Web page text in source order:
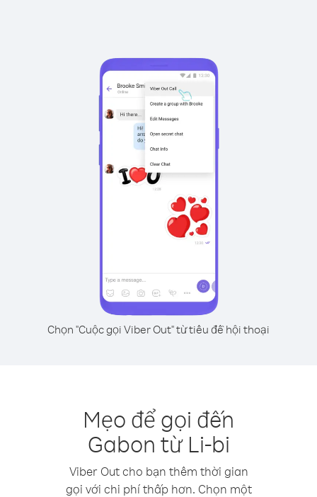
Chọn "Cuộc gọi Viber Out" từ tiêu đề hội thoại
Mẹo để gọi đến
Gabon từ Li-bi
Viber Out cho bạn thêm thời gian
gọi với chi phí thấp hơn. Chọn một